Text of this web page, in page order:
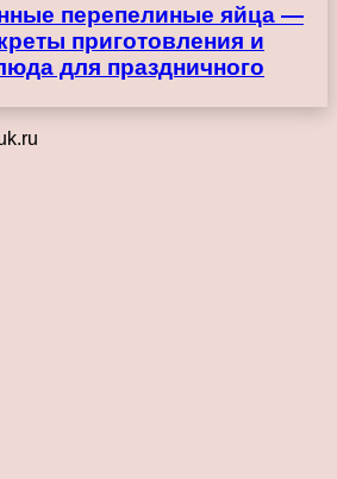
перепелиные яйца —
приготовления и
для праздничного